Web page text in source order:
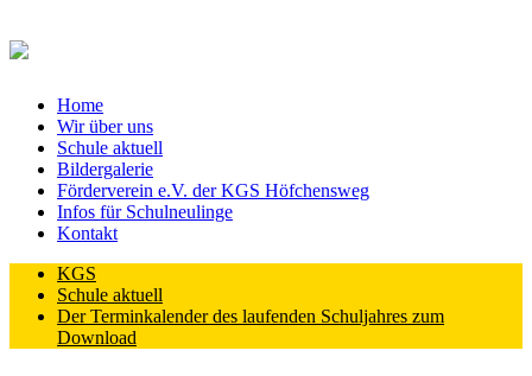
Home
Wir über uns
Schule aktuell
Bildergalerie
Förderverein e.V. der KGS Höfchensweg
Infos für Schulneulinge
Kontakt
KGS
Schule aktuell
Der Terminkalender des laufenden Schuljahres zum
Download